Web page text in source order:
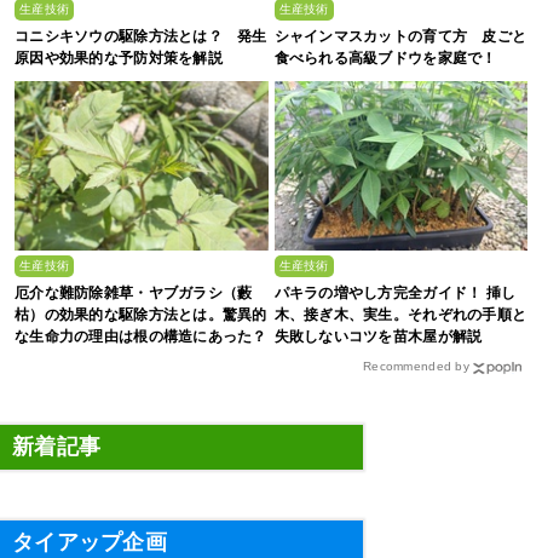
生産技術
コニシキソウの駆除方法とは？ 発生
原因や効果的な予防対策を解説
生産技術
シャインマスカットの育て方 皮ごと
食べられる高級ブドウを家庭で！
生産技術
厄介な難防除雑草・ヤブガラシ（藪
枯）の効果的な駆除方法とは。驚異的
な生命力の理由は根の構造にあった？
生産技術
パキラの増やし方完全ガイド！ 挿し
木、接ぎ木、実生。それぞれの手順と
失敗しないコツを苗木屋が解説
Recommended by
新着記事
タイアップ企画